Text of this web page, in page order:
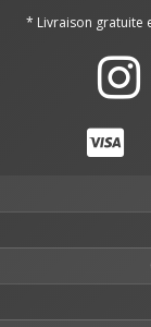
* Livraison gratuite